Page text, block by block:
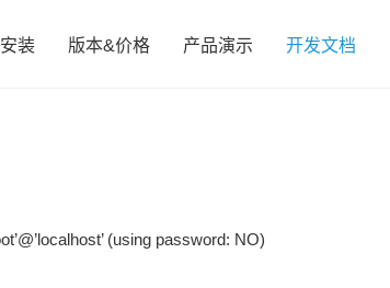
装 版本&价格 产品演示 开发文档
(using password: NO)